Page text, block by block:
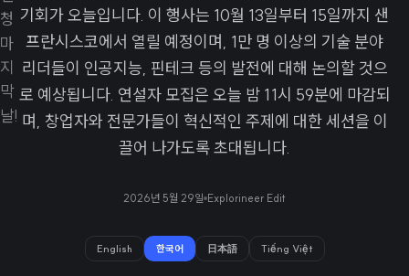
기회가 오늘입니다. 이 행사는 10월 13일부터 15일까지 샌
프란시스코에서 열릴 예정이며, 1만 명 이상의 기술 분야
리더들이 인공지능, 핀테크 등의 발전에 대해 논의할 것으
로 예상됩니다. 연설자 모집은 오늘 밤 11시 59분에 마감되
며, 창업자와 전문가들이 혁신적인 주제에 대한 세션을 이
끌어 나가도록 초대됩니다.
2026년 5월 29일 Explorineer Edit
English 한국어 日本語 Tiếng Việt